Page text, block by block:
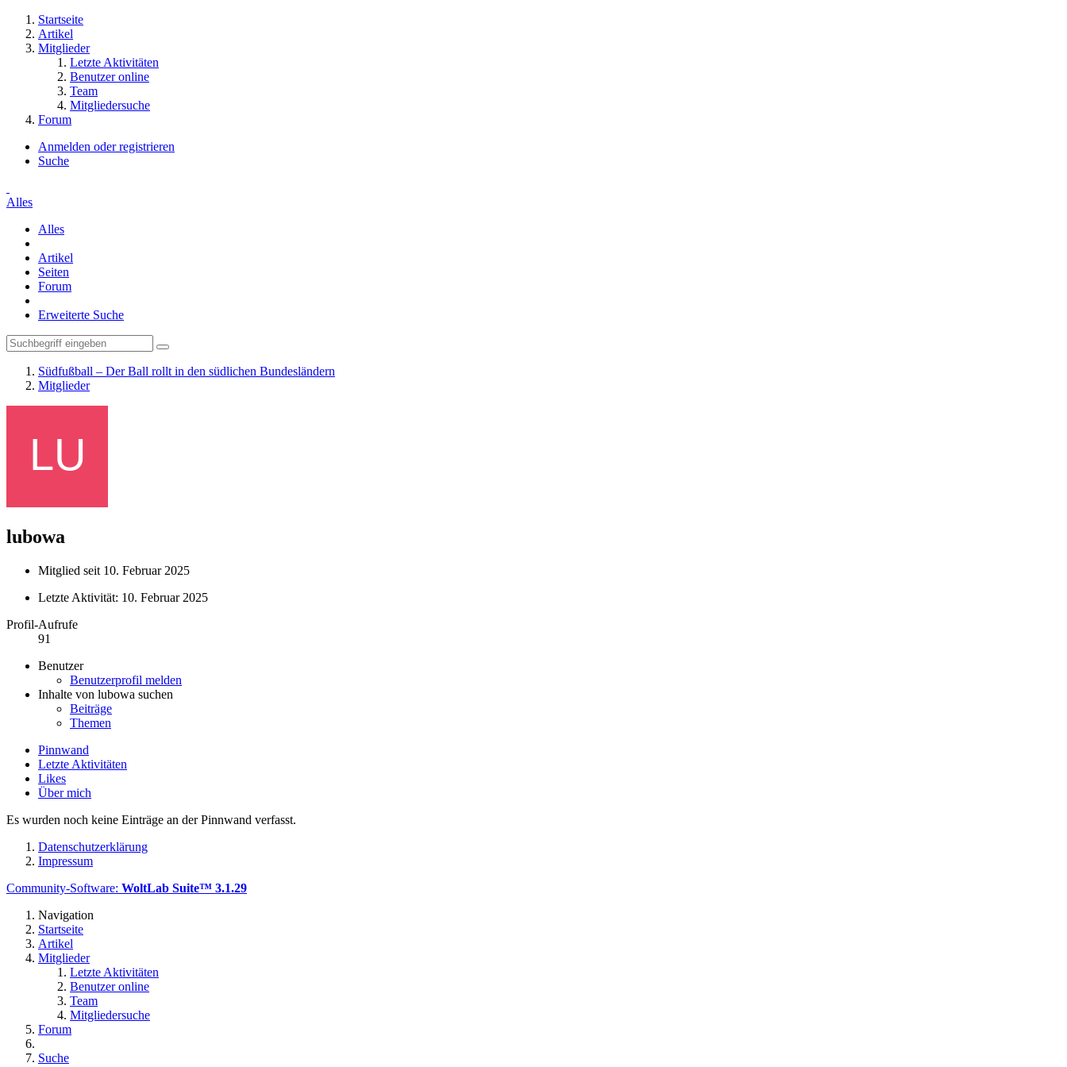
Startseite
Artikel
Mitglieder
Letzte Aktivitäten
Benutzer online
Team
Mitgliedersuche
Forum
Anmelden oder registrieren
Suche
Alles
Alles
Artikel
Seiten
Forum
Erweiterte Suche
Südfußball – Der Ball rollt in den südlichen Bundesländern
Mitglieder
lubowa
Mitglied seit 10. Februar 2025
Letzte Aktivität: 10. Februar 2025
Profil-Aufrufe
91
Benutzer
Benutzerprofil melden
Inhalte von lubowa suchen
Beiträge
Themen
Pinnwand
Letzte Aktivitäten
Likes
Über mich
Es wurden noch keine Einträge an der Pinnwand verfasst.
Datenschutzerklärung
Impressum
Community-Software: WoltLab Suite™ 3.1.29
Navigation
Startseite
Artikel
Mitglieder
Letzte Aktivitäten
Benutzer online
Team
Mitgliedersuche
Forum
Suche